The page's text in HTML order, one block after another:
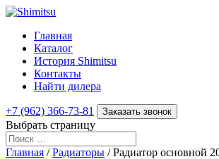
Главная
Каталог
История Shimitsu
Контакты
Найти дилера
+7 (962) 366-73-81 Заказать звонок
Выбрать страницу
Главная /Радиаторы / Радиатор основной